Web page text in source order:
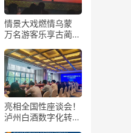
情景大戏燃情乌蒙
万名游客乐享古蔺石
亮相全国性座谈会！
泸州白酒数字化转型